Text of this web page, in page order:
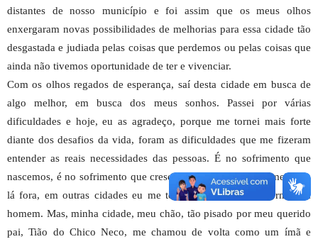
distantes de nosso município e foi assim que os meus olhos
enxergaram novas possibilidades de melhorias para essa cidade tão
desgastada e judiada pelas coisas que perdemos ou pelas coisas que
ainda não tivemos oportunidade de ter e vivenciar.
Com os olhos regados de esperança, saí desta cidade em busca de
algo melhor, em busca dos meus sonhos. Passei por várias
dificuldades e hoje, eu as agradeço, porque me tornei mais forte
diante dos desafios da vida, foram as dificuldades que me fizeram
entender as reais necessidades das pessoas. É no sofrimento que
nascemos, é no sofrimento que crescemos e nos tornamos melhor e
lá fora, em outras cidades eu me tornei melhor, eu me tornei um
homem. Mas, minha cidade, meu chão, tão pisado por meu querido
pai, Tião do Chico Neco, me chamou de volta como um ímã e